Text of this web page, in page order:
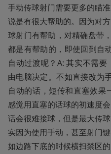
手动传球射门需要更多的瞄
说是有很大帮助的。因为对
球射门有帮助，对精确盘带
都是有帮助的，即使回到自
自动过渡呢？A: 其实不需
由电脑决定。不如直接改为
自动的话，短传和直塞效果
感觉用直塞的话球的初速度
话会很难接球，但是最大传
实因为使用手动，甚至射门
如边路下底的时候横扫禁区